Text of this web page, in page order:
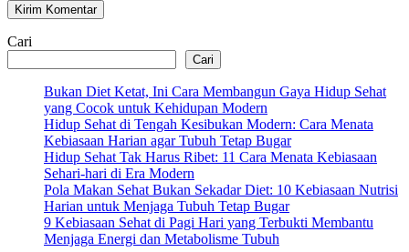
Cari
Cari
Bukan Diet Ketat, Ini Cara Membangun Gaya Hidup Sehat
yang Cocok untuk Kehidupan Modern
Hidup Sehat di Tengah Kesibukan Modern: Cara Menata
Kebiasaan Harian agar Tubuh Tetap Bugar
Hidup Sehat Tak Harus Ribet: 11 Cara Menata Kebiasaan
Sehari-hari di Era Modern
Pola Makan Sehat Bukan Sekadar Diet: 10 Kebiasaan Nutrisi
Harian untuk Menjaga Tubuh Tetap Bugar
9 Kebiasaan Sehat di Pagi Hari yang Terbukti Membantu
Menjaga Energi dan Metabolisme Tubuh